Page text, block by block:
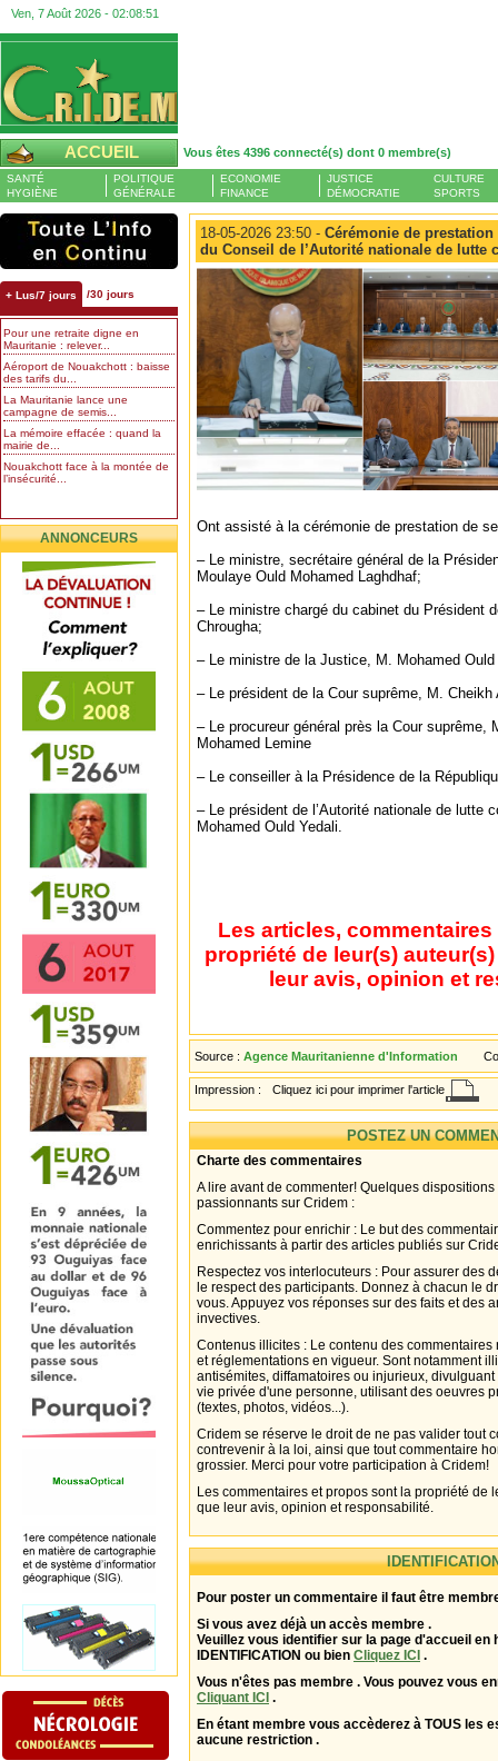
Ven, 7 Août 2026 - 02:08:51
ACCUEIL Vous êtes 4396 connecté(s) dont 0 membre(s)
SANTÉ
HYGIÈNE
POLITIQUE
GÉNÉRALE
ECONOMIE
FINANCE
JUSTICE
DÉMOCRATIE
CULTURE
SPORTS
+ Lus/7 jours /30 jours
Pour une retraite digne en
Mauritanie : relever...
Aéroport de Nouakchott : baisse
des tarifs du...
La Mauritanie lance une
campagne de semis...
La mémoire effacée : quand la
mairie de...
Nouakchott face à la montée de
l’insécurité...
ANNONCEURS
18-05-2026 23:50 - Cérémonie de
du Conseil de l’Autorité nationale de lutte
Ont assisté à la cérémonie de prestation de
– Le ministre, secrétaire général de la
Moulaye Ould Mohamed Laghdhaf;
– Le ministre chargé du cabinet du Président
Chrougha;
– Le ministre de la Justice, M. Mohamed
– Le président de la Cour suprême, M. Cheikh
– Le procureur général près la Cour suprême,
Mohamed Lemine
– Le conseiller à la Présidence de la
– Le président de l’Autorité nationale de lutte
Mohamed Ould Yedali.
Les articles,
propriété de leur(s)
leur avis, opinion et
Source : Agence Mauritanienne d'Information
Impression : Cliquez ici pour imprimer l'article
POSTEZ UN
Charte des commentaires
A lire avant de commenter! Quelques
passionnants sur Cridem :
Commentez pour enrichir : Le but des
enrichissants à partir des articles publiés sur
Respectez vos interlocuteurs : Pour assurer des
le respect des participants. Donnez à chacun le
vous. Appuyez vos réponses sur des faits et des
invectives.
Contenus illicites : Le contenu des
et réglementations en vigueur. Sont notamment
antisémites, diffamatoires ou injurieux,
vie privée d'une personne, utilisant des oeuvres
(textes, photos, vidéos...).
Cridem se réserve le droit de ne pas valider tout
contrevenir à la loi, ainsi que tout commentaire
grossier. Merci pour votre participation à Cridem!
Les commentaires et propos sont la propriété de
que leur avis, opinion et responsabilité.
Pour poster un commentaire il faut être
Si vous avez déjà un accès membre .
Veuillez vous identifier sur la page d'accueil en
IDENTIFICATION ou bien Cliquez ICI .
Vous n'êtes pas membre . Vous pouvez vous
Cliquant ICI .
En étant membre vous accèderez à TOUS les
aucune restriction .